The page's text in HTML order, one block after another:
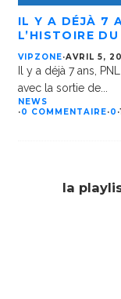
IL Y A DÉJÀ 7
L’HISTOIRE
VIPZONE·AVRIL 5,
Il y a déjà 7 ans,
avec la sortie de
NEWS
·0 COMMENTAIRE·0 ·
la